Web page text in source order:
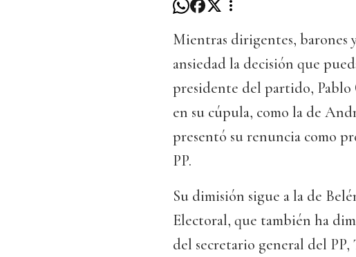
Mientras dirigentes, barones
ansiedad la decisión que
presidente del partido, Pablo
en su cúpula, como la de
presentó su renuncia como
PP.
Su dimisión sigue a la de
Electoral, que también ha
del secretario general del PP,